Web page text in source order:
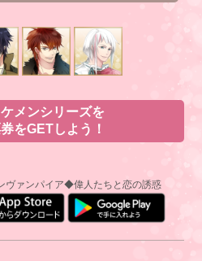
メンシリーズを
をGETしよう！
ヴァンパイア◆偉人たちと恋の誘惑